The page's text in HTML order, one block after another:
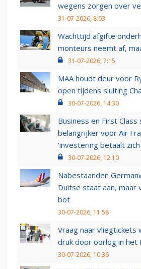
wegens zorgen over
31-07-2026, 8:03
Wachttijd afgifte
monteurs neemt af,
31-07-2026, 7:15
MAA houdt deur voor
open tijdens sluiting
30-07-2026, 14:30
Business en First Class
belangrijker voor Air
‘investering betaalt zich
30-07-2026, 12:10
Nabestaanden
Duitse staat aan, maar
bot
30-07-2026, 11:58
Vraag naar vliegtickets
druk door oorlog in het
30-07-2026, 10:36